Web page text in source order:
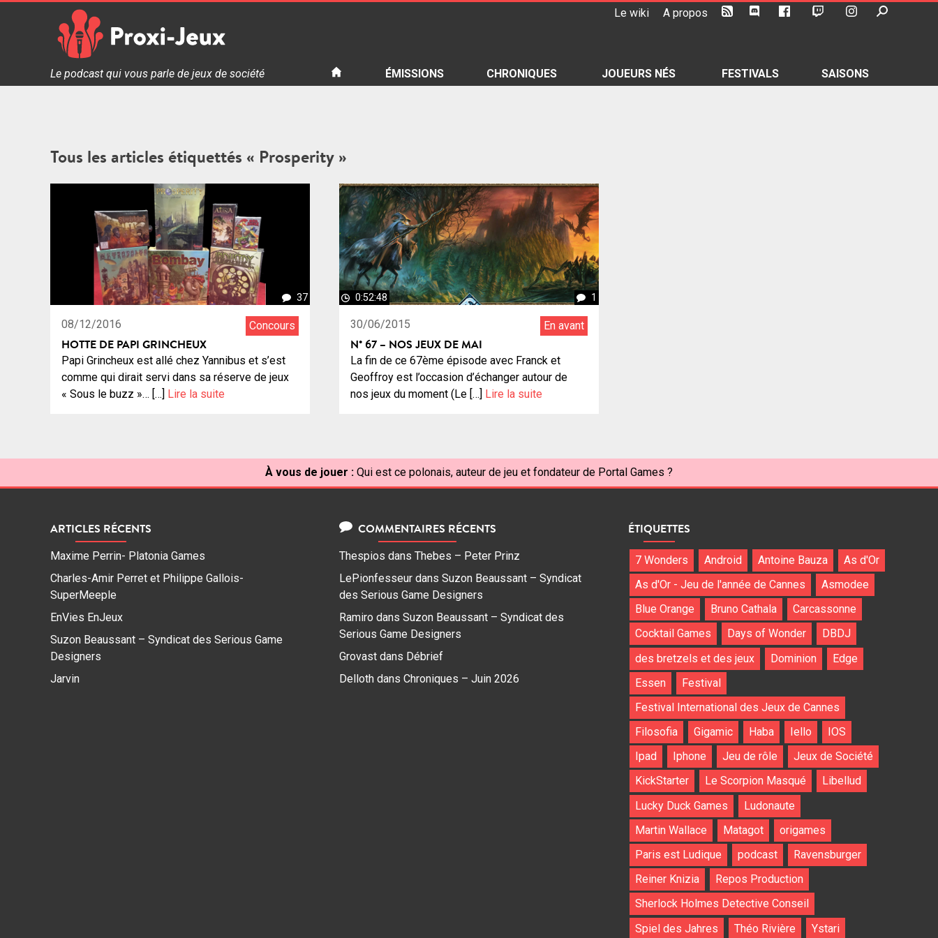
Le wiki A propos
Proxi Jeux - Le podcast qui vous parle de jeux de société
Le podcast qui vous parle de jeux de société ÉMISSIONS CHRONIQUES JOUEURS NÉS FESTIVALS SAISONS
Tous les articles étiquettés « Prosperity »
37
08/12/2016 Concours
HOTTE DE PAPI GRINCHEUX
Papi Grincheux est allé chez Yannibus et s’est
comme qui dirait servi dans sa réserve de jeux
« Sous le buzz »… […] Lire la suite
0:52:48 1
30/06/2015 En avant
N° 67 – NOS JEUX DE MAI
La fin de ce 67ème épisode avec Franck et
Geoffroy est l’occasion d’échanger autour de
nos jeux du moment (Le […] Lire la suite
À vous de jouer : Qui est ce polonais, auteur de jeu et fondateur de Portal Games ?
ARTICLES RÉCENTS
Maxime Perrin- Platonia Games
Charles-Amir Perret et Philippe Gallois-
SuperMeeple
EnVies EnJeux
Suzon Beaussant – Syndicat des Serious Game
Designers
Jarvin
COMMENTAIRES RÉCENTS
Thespios dans Thebes – Peter Prinz
LePionfesseur dans Suzon Beaussant – Syndicat
des Serious Game Designers
Ramiro dans Suzon Beaussant – Syndicat des
Serious Game Designers
Grovast dans Débrief
Delloth dans Chroniques – Juin 2026
ÉTIQUETTES
7 Wonders Android Antoine Bauza
As d'Or
As d'Or - Jeu de l'année de Cannes
Asmodee
Blue Orange
Bruno Cathala
Carcassonne
Cocktail Games
Days of Wonder
DBDJ
des bretzels et des jeux
Dominion
Edge
Essen
Festival
Festival International des Jeux de Cannes
Filosofia
Gigamic Haba Iello
IOS
Ipad
Iphone Jeu de rôle
Jeux de Société
KickStarter
Le Scorpion Masqué
Libellud
Lucky Duck Games
Ludonaute
Martin Wallace
Matagot
origames
Paris est Ludique
podcast
Ravensburger
Reiner Knizia
Repos Production
Sherlock Holmes Detective Conseil
Spiel des Jahres
Théo Rivière Ystari